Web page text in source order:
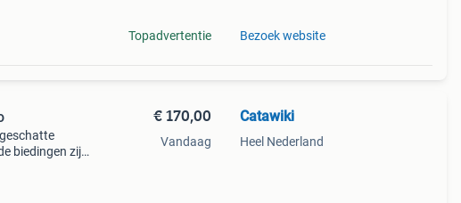
Topadvertentie Bezoek website
biedingen zijn
€ 170,00
Vandaag
Catawiki
Heel Nederland